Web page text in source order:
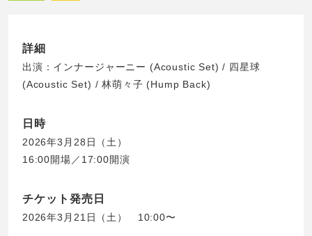
詳細
出演：インナージャーニー (Acoustic Set) / 四星球
(Acoustic Set) / 林萌々子 (Hump Back)
日時
2026年3月28日（土）
16:00開場／17:00開演
チケット発売日
2026年3月21日（土） 10:00〜